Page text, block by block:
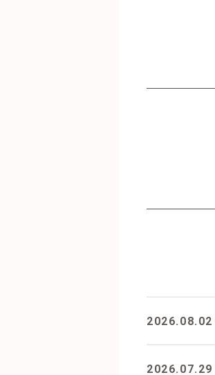
2026.08.02
2026.07.29